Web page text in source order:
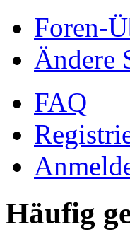
Foren-
Ändere
FAQ
Häufig